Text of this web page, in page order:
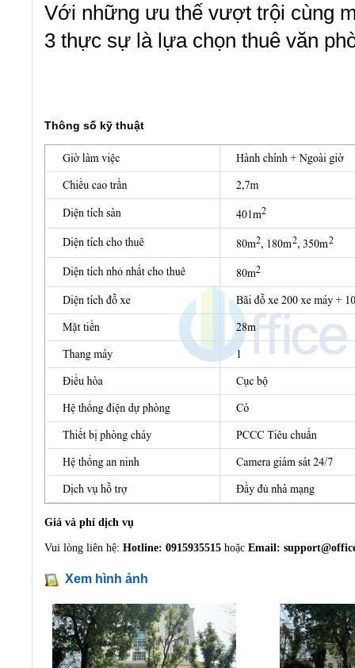
Với những ưu thế vượt trội cùng
3 thực sự là lựa chọn thuê văn
Thông số kỹ thuật
Giá và phí dịch vụ
Vui lòng liên hệ: Hotline: 0915935515 hoặc Email:
Xem hình ảnh